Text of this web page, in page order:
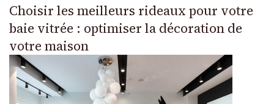
Choisir les meilleurs rideaux pour votre
baie vitrée : optimiser la décoration de
votre maison